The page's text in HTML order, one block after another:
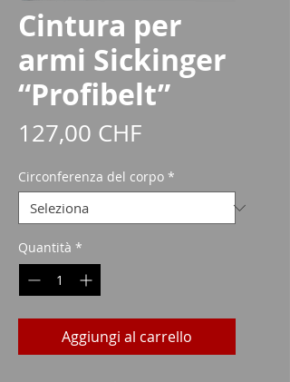
Cintura per
armi Sickinger
“Profibelt”
127,00 CHFPrezzo
Circonferenza del corpo *
Quantità *
Aggiungi al carrello